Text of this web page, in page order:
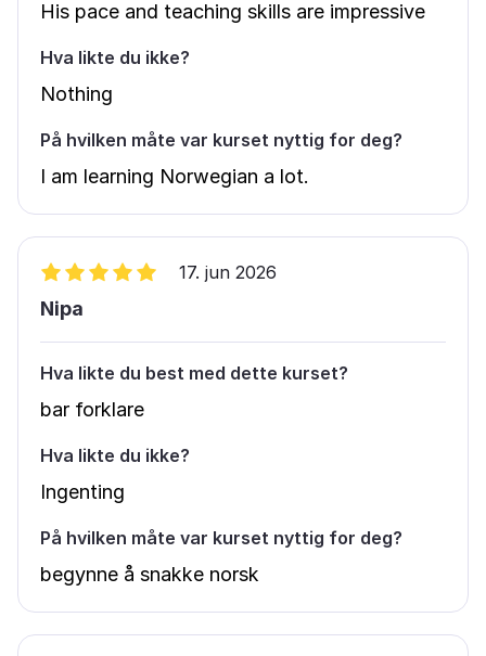
His pace and teaching skills are impressive
Hva likte du ikke?
Nothing
På hvilken måte var kurset nyttig for deg?
I am learning Norwegian a lot.
17. jun 2026
Nipa
Hva likte du best med dette kurset?
bar forklare
Hva likte du ikke?
Ingenting
På hvilken måte var kurset nyttig for deg?
begynne å snakke norsk